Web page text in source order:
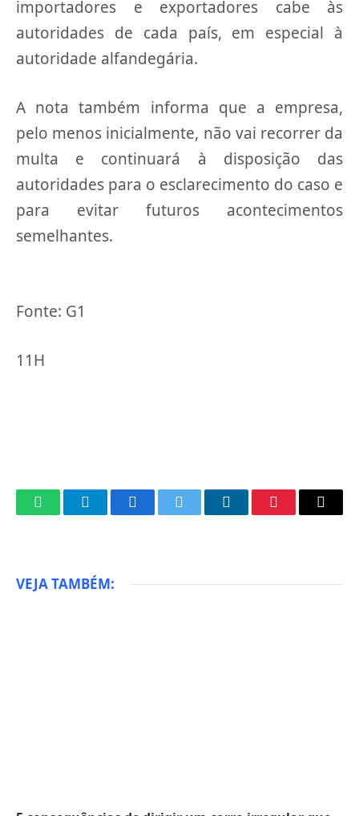
importadores e exportadores cabe às
autoridades de cada país, em especial à
autoridade alfandegária.
A nota também informa que a empresa,
pelo menos inicialmente, não vai recorrer da
multa e continuará à disposição das
autoridades para o esclarecimento do caso e
para evitar futuros acontecimentos
semelhantes.
Fonte: G1
11H
WhatsAppTelegramFacebookTwitter LinkedInPinterestEmail
VEJA TAMBÉM: